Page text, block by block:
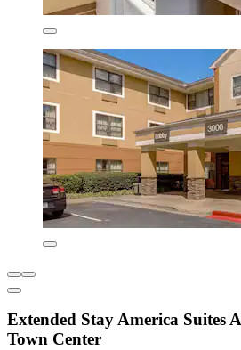
Extended Stay America Suites
Town Center